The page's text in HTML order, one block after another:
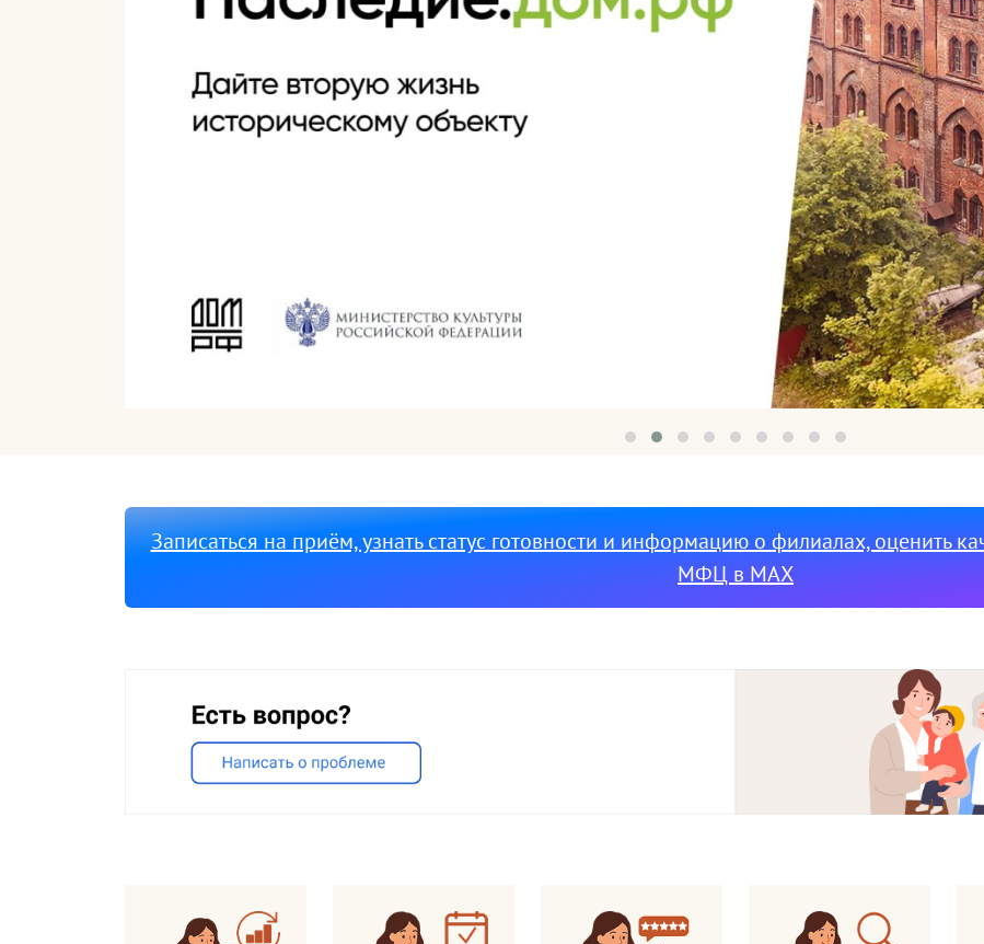
Записаться на приём, узнать статус готовности и информацию о филиалах, оценить
МФЦ в МАХ